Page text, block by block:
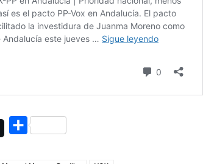
Compartir